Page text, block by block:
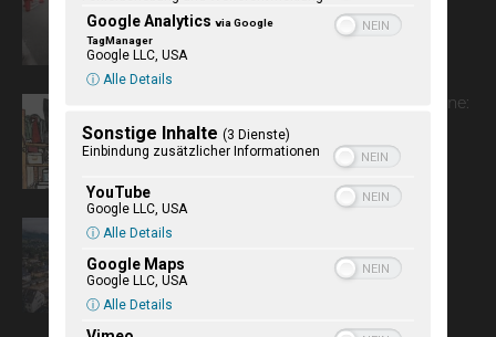
Wendy Vanselows friesische Kolumne:
ütjnjoksin
Google Analytics via Google
TagManager
Google LLC, USA
ⓘ Alle Details
Sonstige Inhalte (3 Dienste)
Einbindung zusätzlicher Informationen
YouTube
Google LLC, USA
ⓘ Alle Details
Google Maps
Google LLC, USA
ⓘ Alle Details